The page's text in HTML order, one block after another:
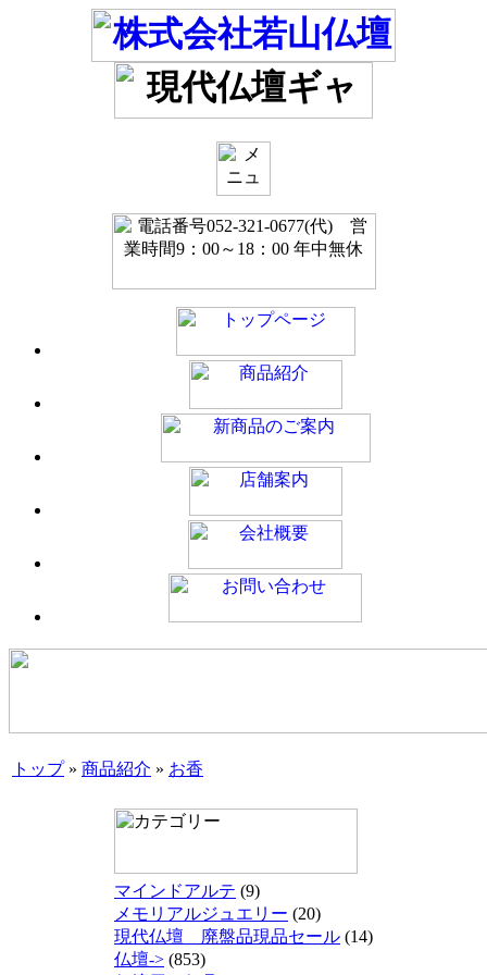
トップ» 商品紹介 » お香
マインドアルテ (9)
メモリアルジュエリー (20)
現代仏壇 廃盤品現品セール (14)
仏壇-> (853)